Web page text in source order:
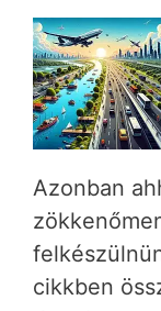
Azonban
cikkben